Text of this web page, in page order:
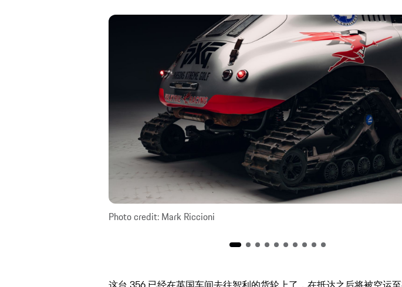
Photo credit: Mark Riccioni